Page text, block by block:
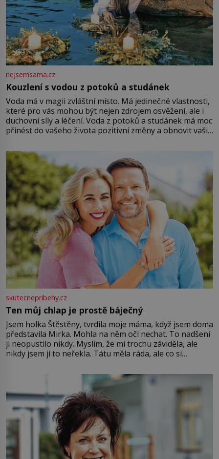
nejsemsama.cz
Kouzlení s vodou z potoků a studánek
Voda má v magii zvláštní místo. Má jedinečné vlastnosti,
které pro vás mohou být nejen zdrojem osvěžení, ale i
duchovní síly a léčení. Voda z potoků a studánek má moc
přinést do vašeho života pozitivní změny a obnovit vaši
můžete obohatit své rituály a přinést do svého života
větší harmonii a klid. Je důležité
skutecnepribehy.cz
Ten můj chlap je prostě báječný
Jsem holka Štěstěny, tvrdila moje máma, když jsem doma
představila Mirka. Mohla na něm oči nechat. To nadšení
ji neopustilo nikdy. Myslím, že mi trochu záviděla, ale
nikdy jsem jí to neřekla. Tátu měla ráda, ale co si
Jsme spolu moc rádi Tehdy byla jiná doba, když